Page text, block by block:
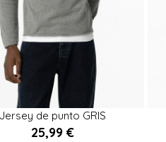
Jersey de punto GRIS
25,99 €
M XL XXL
Añadir al carrito